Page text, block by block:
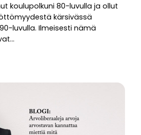
koulupolkuni 80-luvulla ja ollut
kärsivässä
luvulla. Ilmeisesti nämä